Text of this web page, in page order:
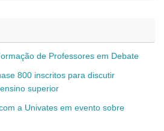
de Professores em Debate
800 inscritos para discutir
superior
a Univates em evento sobre